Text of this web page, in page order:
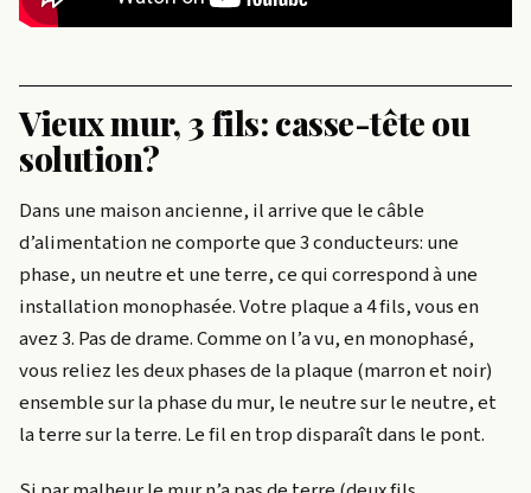
Vieux mur, 3 fils: casse-tête ou
solution?
Dans une maison ancienne, il arrive que le câble
d’alimentation ne comporte que 3 conducteurs: une
phase, un neutre et une terre, ce qui correspond à une
installation monophasée. Votre plaque a 4 fils, vous en
avez 3. Pas de drame. Comme on l’a vu, en monophasé,
vous reliez les deux phases de la plaque (marron et noir)
ensemble sur la phase du mur, le neutre sur le neutre, et
la terre sur la terre. Le fil en trop disparaît dans le pont.